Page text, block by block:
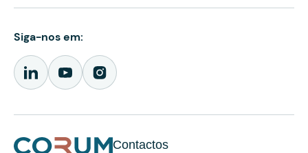
Siga-nos em:
Contactos